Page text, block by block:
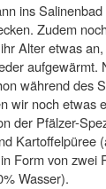
ins
Zudem
Alter etwas
aufgewärmt.
während des
wir noch etwas
der Pfälzer-
Kartoffelpüree
Form von zwei
Wasser).